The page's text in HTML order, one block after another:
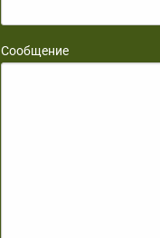
Сообщение